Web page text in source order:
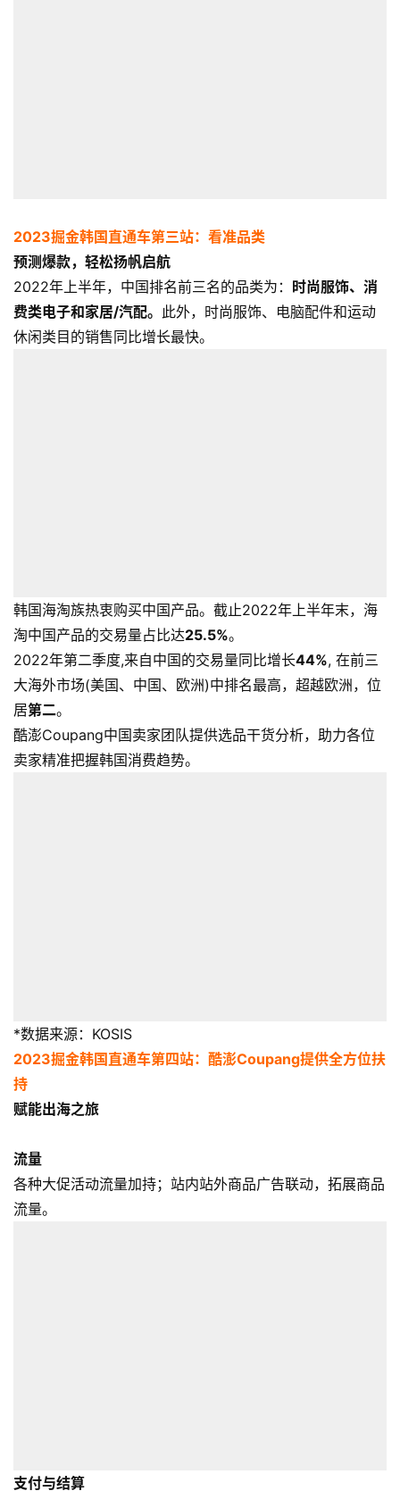
境
百
科
社
媒
营
2023掘金韩国直通车第三站：看准品类
预测爆款，轻松扬帆启航
2022年上半年，中国排名前三名的品类为： 时尚服饰、消
费类电子和家居/汽配。 此外，时尚服饰、电脑配件和运动
休闲类目的销售同比增长最快。
韩国海淘族热衷购买中国产品。截止2022年上半年末，海
淘中国产品的交易量占比达25.5%。
2022年第二季度,来自中国的交易量同比增长44%, 在前三
大海外市场(美国、中国、欧洲)中排名最高，超越欧洲，位
居第二。
酷澎Coupang中国卖家团队提供选品干货分析，助力各位
卖家精准把握韩国消费趋势。
*数据来源：KOSIS
2023掘金韩国直通车第四站：酷澎Coupang提供全方位扶
持
赋能出海之旅
流量
各种大促活动流量加持；站内站外商品广告联动，拓展商品
流量。
支付与结算